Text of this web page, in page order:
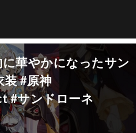
華やかになったサン
装 #原神
#サンドローネ